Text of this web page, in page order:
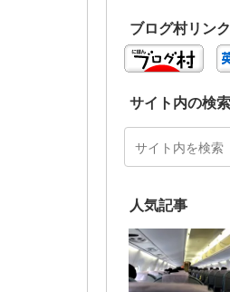
ブログ村リンク
サイト内の検索
人気記事